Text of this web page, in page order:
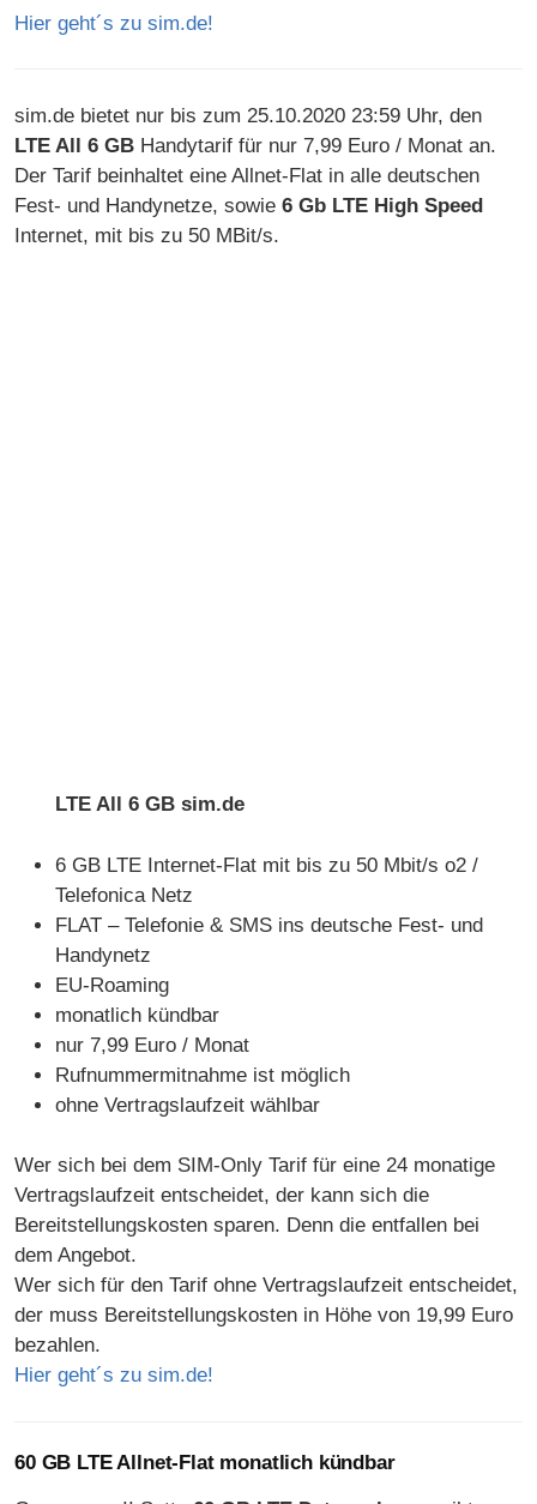
Hier geht´s zu sim.de!
sim.de bietet nur bis zum 25.10.2020 23:59 Uhr, den
LTE All 6 GB Handytarif für nur 7,99 Euro / Monat an.
Der Tarif beinhaltet eine Allnet-Flat in alle deutschen
Fest- und Handynetze, sowie 6 Gb LTE High Speed
Internet, mit bis zu 50 MBit/s.
LTE All 6 GB sim.de
6 GB LTE Internet-Flat mit bis zu 50 Mbit/s o2 /
Telefonica Netz
FLAT – Telefonie & SMS ins deutsche Fest- und
Handynetz
EU-Roaming
monatlich kündbar
nur 7,99 Euro / Monat
Rufnummermitnahme ist möglich
ohne Vertragslaufzeit wählbar
Wer sich bei dem SIM-Only Tarif für eine 24 monatige
Vertragslaufzeit entscheidet, der kann sich die
Bereitstellungskosten sparen. Denn die entfallen bei
dem Angebot.
Wer sich für den Tarif ohne Vertragslaufzeit entscheidet,
der muss Bereitstellungskosten in Höhe von 19,99 Euro
bezahlen.
Hier geht´s zu sim.de!
60 GB LTE Allnet-Flat monatlich kündbar